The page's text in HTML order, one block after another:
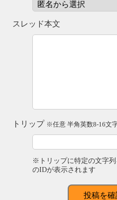
スレッド本文
トリップ ※任意 半角英数8-16文
※トリップに特定の文字
のIDが表示されます
投稿を確